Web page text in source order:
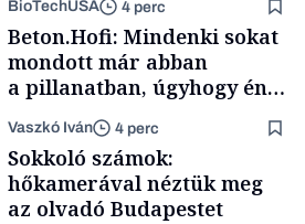
BioTechUSA 4 perc
Beton.Hofi: Mindenki sokat
mondott már abban
a pillanatban, úgyhogy én
a legsarkosabb
gondolataimat akartam
kimondani
Vaszkó Iván 4 perc
Sokkoló számok:
hőkamerával néztük meg
az olvadó Budapestet